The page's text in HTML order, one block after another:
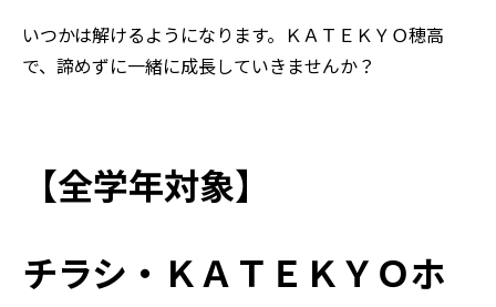
いつかは解けるようになります。ＫＡＴＥＫＹＯ穂高
で、諦めずに一緒に成長していきませんか？
【全学年対象】
チラシ・ＫＡＴＥＫＹＯホ